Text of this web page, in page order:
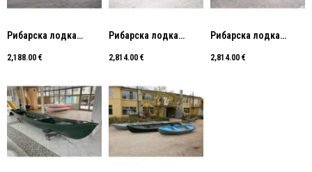
Рибарска лодка
2,188.00 €
Рибарска лодка
2,814.00 €
Рибарска лодка
2,814.00 €